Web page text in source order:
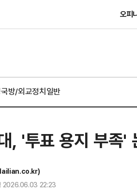
오피
국방/외교정치일반
, '투표 용지 부족'
2026.06.03 22:23